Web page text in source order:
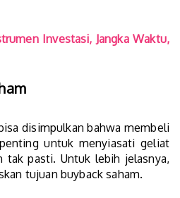
Investasi, Jangka Waktu,
disimpulkan bahwa membeli
untuk menyiasati geliat
tak pasti. Untuk lebih jelasnya,
tujuan buyback saham.